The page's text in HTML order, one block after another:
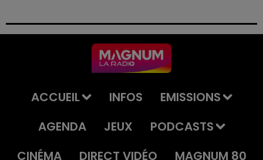
permis et la confiscation de son véhicule.
ACCUEIL INFOS
EMISSIONS
AGENDA
JEUX
PODCASTS
CINÉMA
DIRECT VIDÉO MAGNUM 80